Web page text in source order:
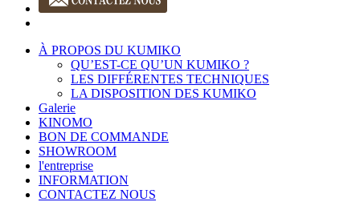
À PROPOS DU KUMIKO
QU’EST-CE QU’UN KUMIKO ?
LES DIFFÉRENTES TECHNIQUES
LA DISPOSITION DES KUMIKO
Galerie
KINOMO
BON DE COMMANDE
SHOWROOM
l'entreprise
INFORMATION
CONTACTEZ NOUS